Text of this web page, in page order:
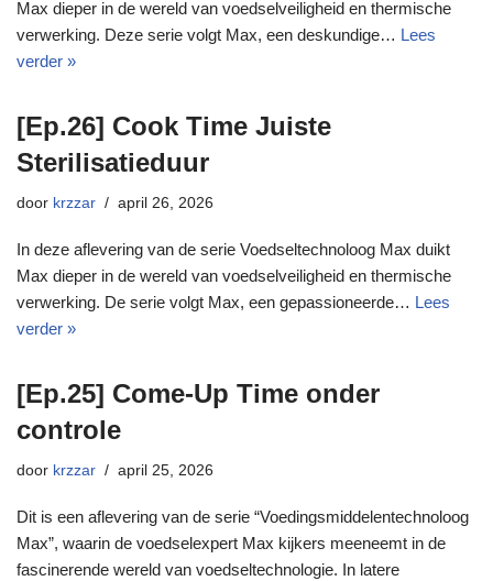
Max dieper in de wereld van voedselveiligheid en thermische
verwerking. Deze serie volgt Max, een deskundige… Lees
verder »
[Ep.26] Cook Time Juiste
Sterilisatieduur
door krzzar april 26, 2026
In deze aflevering van de serie Voedseltechnoloog Max duikt
Max dieper in de wereld van voedselveiligheid en thermische
verwerking. De serie volgt Max, een gepassioneerde… Lees
verder »
[Ep.25] Come-Up Time onder
controle
door krzzar april 25, 2026
Dit is een aflevering van de serie “Voedingsmiddelentechnoloog
Max”, waarin de voedselexpert Max kijkers meeneemt in de
fascinerende wereld van voedseltechnologie. In latere